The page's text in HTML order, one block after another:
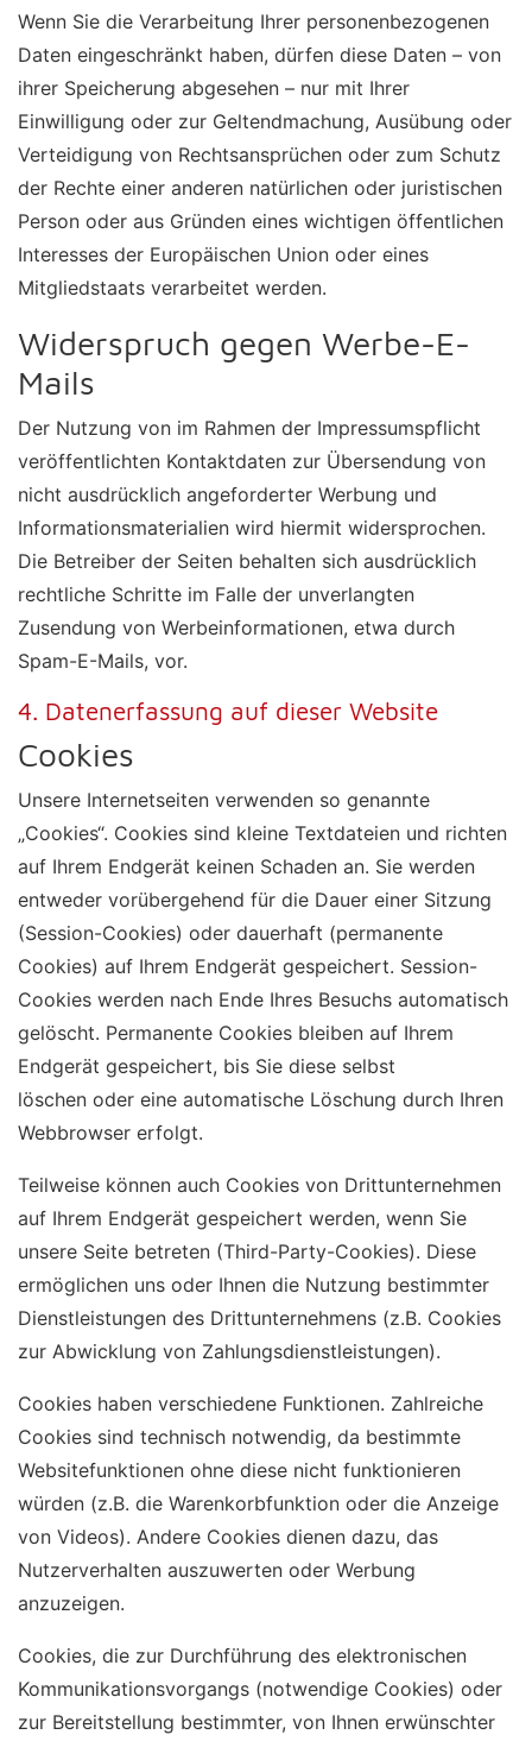
Wenn Sie die Verarbeitung Ihrer personenbezogenen
Daten eingeschränkt haben, dürfen diese Daten – von
ihrer Speicherung abgesehen – nur mit Ihrer
Einwilligung oder zur Geltendmachung, Ausübung oder
Verteidigung von Rechtsansprüchen oder zum Schutz
der Rechte einer anderen natürlichen oder juristischen
Person oder aus Gründen eines wichtigen öffentlichen
Interesses der Europäischen Union oder eines
Mitgliedstaats verarbeitet werden.
Widerspruch gegen Werbe-E-
Mails
Der Nutzung von im Rahmen der Impressumspflicht
veröffentlichten Kontaktdaten zur Übersendung von
nicht ausdrücklich angeforderter Werbung und
Informationsmaterialien wird hiermit widersprochen.
Die Betreiber der Seiten behalten sich ausdrücklich
rechtliche Schritte im Falle der unverlangten
Zusendung von Werbeinformationen, etwa durch
Spam-E-Mails, vor.
4. Datenerfassung auf dieser Website
Cookies
Unsere Internetseiten verwenden so genannte
„Cookies“. Cookies sind kleine Textdateien und richten
auf Ihrem Endgerät keinen Schaden an. Sie werden
entweder vorübergehend für die Dauer einer Sitzung
(Session-Cookies) oder dauerhaft (permanente
Cookies) auf Ihrem Endgerät gespeichert. Session-
Cookies werden nach Ende Ihres Besuchs automatisch
gelöscht. Permanente Cookies bleiben auf Ihrem
Endgerät gespeichert, bis Sie diese selbst
löschen oder eine automatische Löschung durch Ihren
Webbrowser erfolgt.
Teilweise können auch Cookies von Drittunternehmen
auf Ihrem Endgerät gespeichert werden, wenn Sie
unsere Seite betreten (Third-Party-Cookies). Diese
ermöglichen uns oder Ihnen die Nutzung bestimmter
Dienstleistungen des Drittunternehmens (z.B. Cookies
zur Abwicklung von Zahlungsdienstleistungen).
Cookies haben verschiedene Funktionen. Zahlreiche
Cookies sind technisch notwendig, da bestimmte
Websitefunktionen ohne diese nicht funktionieren
würden (z.B. die Warenkorbfunktion oder die Anzeige
von Videos). Andere Cookies dienen dazu, das
Nutzerverhalten auszuwerten oder Werbung
anzuzeigen.
Cookies, die zur Durchführung des elektronischen
Kommunikationsvorgangs (notwendige Cookies) oder
zur Bereitstellung bestimmter, von Ihnen erwünschter